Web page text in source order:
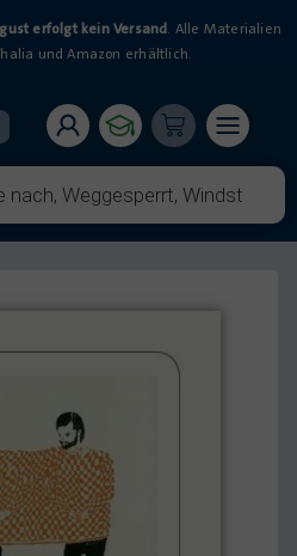
erfolgt kein Versand. Alle Materialien
und Amazon erhältlich.